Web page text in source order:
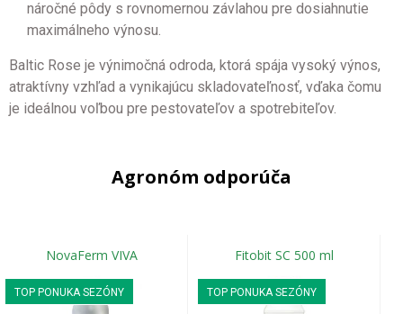
náročné pôdy s rovnomernou závlahou pre dosiahnutie
maximálneho výnosu.
Baltic Rose je výnimočná odroda, ktorá spája vysoký výnos,
atraktívny vzhľad a vynikajúcu skladovateľnosť, vďaka čomu
je ideálnou voľbou pre pestovateľov a spotrebiteľov.
Agronóm odporúča
NovaFerm VIVA
TOP PONUKA SEZÓNY
Fitobit SC 500 ml
TOP PONUKA SEZÓNY